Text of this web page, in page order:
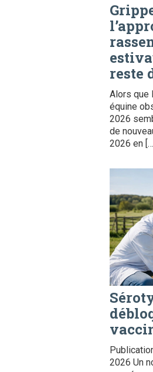
reste
Alors que
équine
2026
de
2026 en
2026 Un